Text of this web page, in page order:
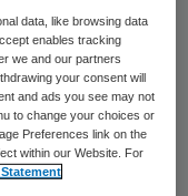
weken
blijkt uit
voor
(Nivel).
weken,
data, like browsing data
enables tracking
we and our partners
your consent will
and ads you see may not
to change your choices or
Preferences link on the
within our Website. For